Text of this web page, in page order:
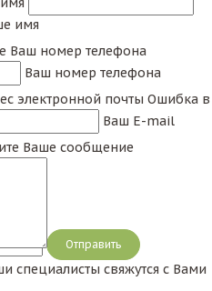
имя
Ваш номер телефона
Ваш номер телефона
электронной почты Ошибка в
Ваш E-mail
Ваше сообщение
Сообщение
специалисты свяжутся с Вами